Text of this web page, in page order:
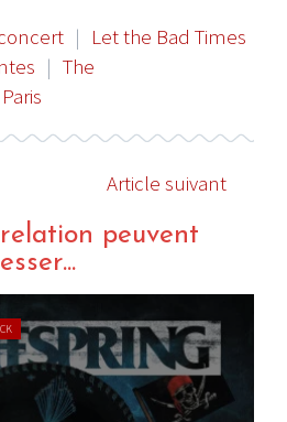
| Let the Bad Times
| The
Article suivant
peuvent